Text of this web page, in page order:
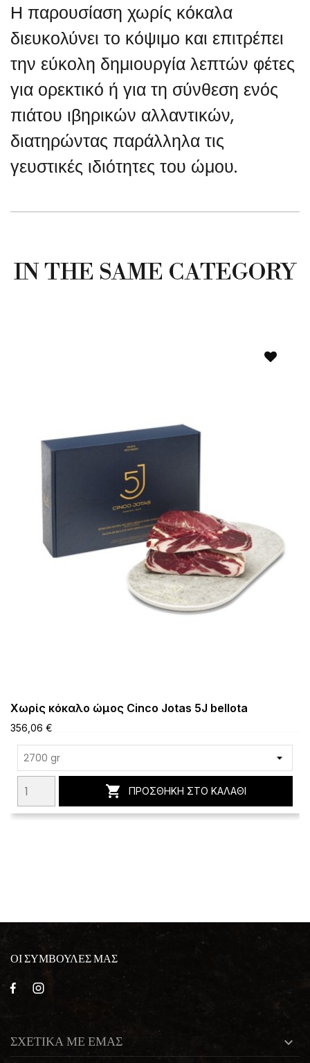
Η παρουσίαση χωρίς κόκαλα
διευκολύνει το κόψιμο και επιτρέπει
την εύκολη δημιουργία λεπτών φέτες
για ορεκτικό ή για τη σύνθεση ενός
πιάτου ιβηρικών αλλαντικών,
διατηρώντας παράλληλα τις
γευστικές ιδιότητες του ώμου.
IN THE SAME CATEGORY
Χωρίς κόκαλο ώμος Cinco Jotas 5J bellota
356,06 €
 ΠΡΟΣΘΉΚΗ ΣΤΟ ΚΑΛΆΘΙ
ΟΙ ΣΥΜΒΟΥΛΕΣ ΜΑΣ
ΣΧΕΤΙΚΑ ΜΕ ΕΜΑΣ 